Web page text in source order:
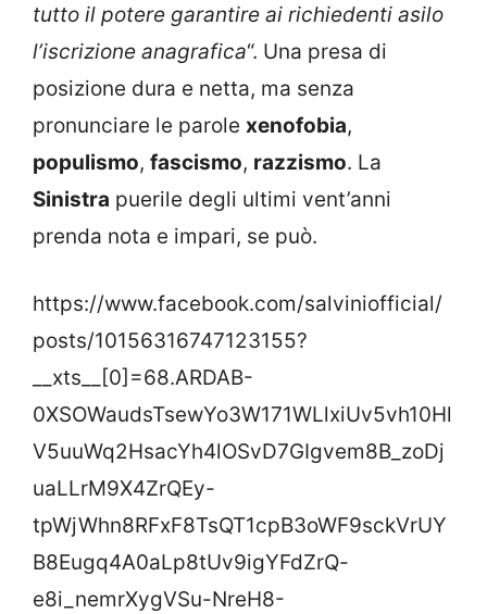
tutto il potere garantire ai richiedenti asilo
l’iscrizione anagrafica“. Una presa di
posizione dura e netta, ma senza
pronunciare le parole xenofobia,
populismo, fascismo, razzismo. La
Sinistra puerile degli ultimi vent’anni
prenda nota e impari, se può.
https://www.facebook.com/salviniofficial/
posts/10156316747123155?
__xts__[0]=68.ARDAB-
0XSOWaudsTsewYo3W171WLlxiUv5vh10Hl
V5uuWq2HsacYh4lOSvD7GIgvem8B_zoDj
uaLLrM9X4ZrQEy-
tpWjWhn8RFxF8TsQT1cpB3oWF9sckVrUY
B8Eugq4A0aLp8tUv9igYFdZrQ-
e8i_nemrXygVSu-NreH8-